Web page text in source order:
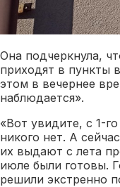
Она подчеркнула,
приходят в пункты
этом в вечернее
наблюдается».
«Вот увидите, с 1-
никого нет. А
их выдают с лета
июле были готовы.
решили экстренно